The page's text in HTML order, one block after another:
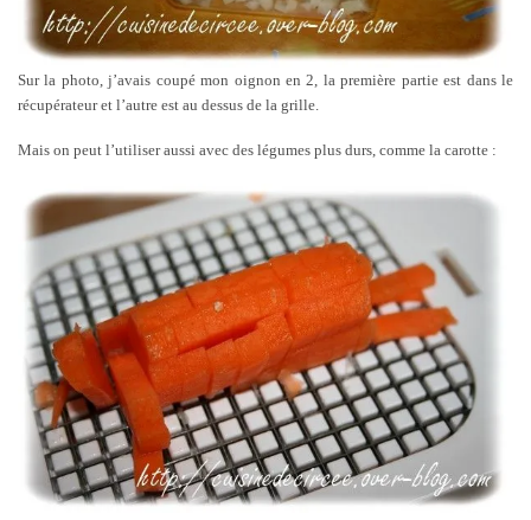
Sur la photo, j’avais coupé mon oignon en 2, la première partie est dans le
récupérateur et l’autre est au dessus de la grille.
Mais on peut l’utiliser aussi avec des légumes plus durs, comme la carotte :